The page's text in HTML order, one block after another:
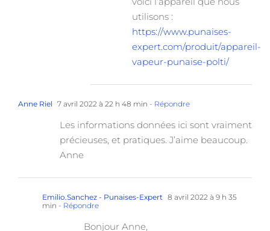
utilisons :
https://www.punaises-
expert.com/produit/appareil-
vapeur-punaise-polti/
Anne Riel 7 avril 2022 à 22 h 48 min - Répondre
Les informations données ici sont vraiment
précieuses, et pratiques. J’aime beaucoup.
Anne
Emilio.Sanchez - Punaises-Expert 8 avril 2022 à 9 h 35
min - Répondre
Bonjour Anne,